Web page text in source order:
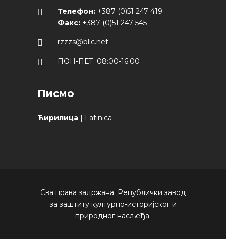
Телефон: +387 (0)51 247 419
Факс: +387 (0)51 247 545
rzzzs@blic.net
ПОН-ПЕТ: 08:00-16:00
Писмо
Ћирилица | Latinica
Сва права задржана. Републички завод
за заштиту културно-историјског и
природног насљеђа.